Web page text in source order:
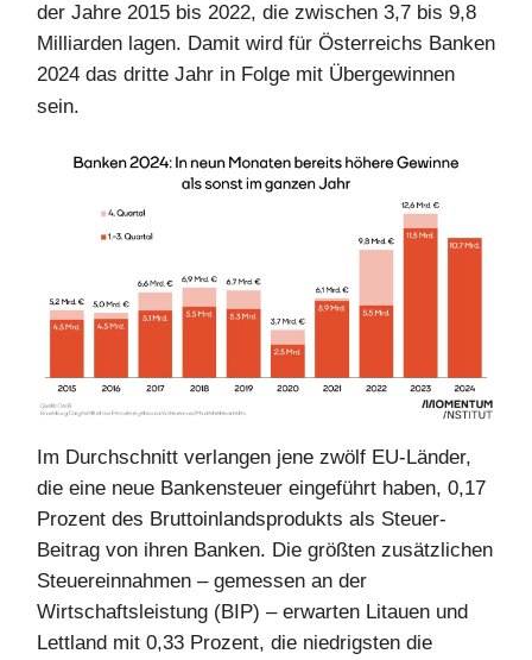
der Jahre 2015 bis 2022, die zwischen 3,7 bis 9,8
Milliarden lagen. Damit wird für Österreichs Banken
2024 das dritte Jahr in Folge mit Übergewinnen
sein.
Im Durchschnitt verlangen jene zwölf EU-Länder,
die eine neue Bankensteuer eingeführt haben, 0,17
Prozent des Bruttoinlandsprodukts als Steuer-
Beitrag von ihren Banken. Die größten zusätzlichen
Steuereinnahmen – gemessen an der
Wirtschaftsleistung (BIP) – erwarten Litauen und
Lettland mit 0,33 Prozent, die niedrigsten die